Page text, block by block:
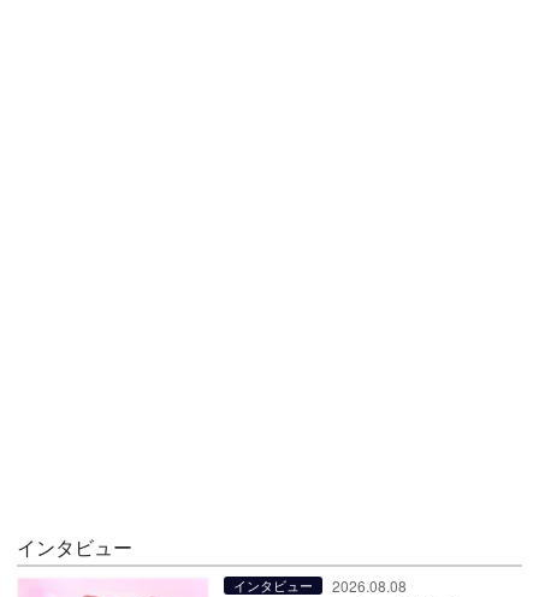
インタビュー
インタビュー 2026.08.08